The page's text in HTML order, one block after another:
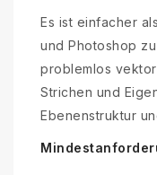
Es ist einfacher
und Photoshop
problemlos
Strichen und
Ebenenstruktur